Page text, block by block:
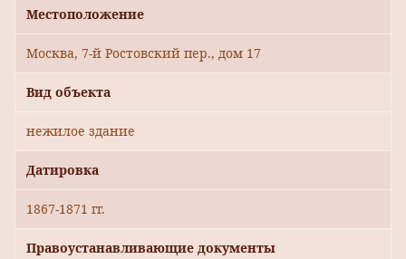
Местоположение
Москва, 7-й Ростовский пер., дом 17
Вид объекта
нежилое здание
Датировка
1867-1871 гг.
Правоустанавливающие документы